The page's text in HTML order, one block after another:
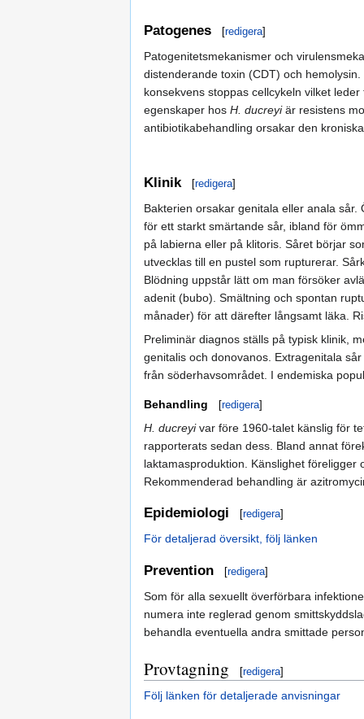
Patogenes [redigera]
Patogenitetsmekanismer och
distenderande toxin (CDT) och
konsekvens stoppas cellcykeln vilket
egenskaper hos H. ducreyiär resistens
antibiotikabehandling orsakar den
Klinik [redigera]
Bakterien orsakar genitala eller anala
för ett starkt smärtande sår, ibland för
på labierna eller på klitoris. Såret börjar
utvecklas till en pustel som rupturerar.
Blödning uppstår lätt om man försöker
adenit (bubo). Smältning och spontan
månader) för att därefter långsamt läka.
Preliminär diagnos ställs på typisk klinik,
genitalis och donovanos. Extragenitala
från söderhavsområdet. I endemiska
Behandling [redigera]
H. ducreyivar före 1960-talet känslig för
rapporterats sedan dess. Bland annat
laktamasproduktion. Känslighet föreligger
Rekommenderad behandling är
Epidemiologi [redigera]
För detaljerad översikt, följ länken
Prevention [redigera]
Som för alla sexuellt överförbara
numera inte reglerad genom
behandla eventuella andra smittade
Provtagning [redigera]
Följ länken för detaljerade anvisningar